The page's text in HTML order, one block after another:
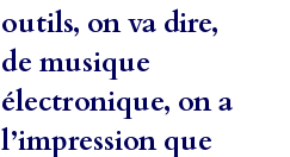
outils, on va dire,
de musique
électronique, on a
l’impression que